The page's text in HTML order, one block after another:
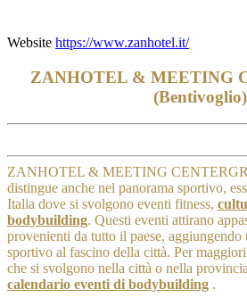
Website https://www.zanhotel.it/
ZANHOTEL & MEETING
(Bentivoglio)
ZANHOTEL & MEETING
distingue anche nel panorama sportivo,
Italia dove si svolgono eventi fitness,
bodybuilding. Questi eventi attirano
provenienti da tutto il paese,
sportivo al fascino della città. Per
che si svolgono nella città o nella
calendario eventi di bodybuilding .